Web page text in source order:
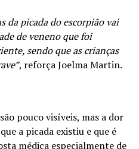
da picada do escorpião vai
de veneno que foi
sendo que as crianças
, reforça Joelma Martin.
pouco visíveis, mas a dor
a picada existiu e que é
médica especialmente de